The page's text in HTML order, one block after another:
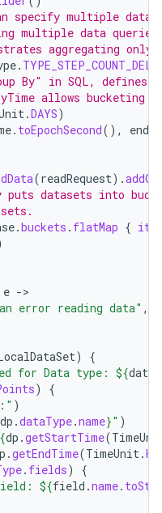
specify multiple data
multiple data
aggregating only
.
By" in SQL, defines
allows bucketing
.DAYS)
. toEpochSecond(),
(readRequest).
puts datasets into
.buckets . flatMap { it
e -
error reading data" ,
)
{
for Data type: ${
)
{
)
dp .dataType.name}" )
dp .getStartTime(
.getEndTime(TimeUnit.
. fields)
{
${field .name.